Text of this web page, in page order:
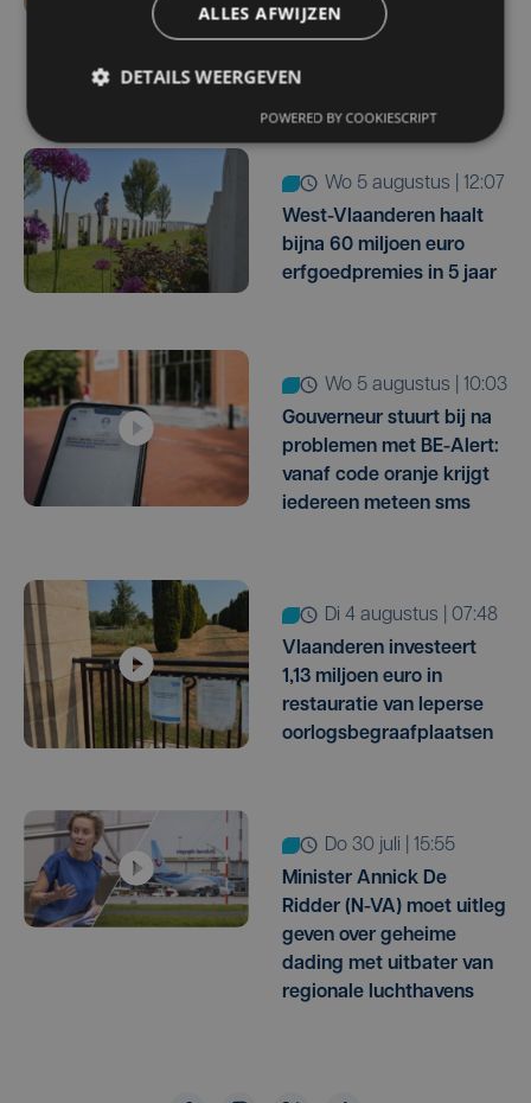
meer kinderen belanden
dan eerst in het
ziekenhuis
wo 5 augustus | 12:07
West-Vlaanderen haalt
bijna 60 miljoen euro
erfgoedpremies in 5 jaar
wo 5 augustus | 10:03
Gouverneur stuurt bij na
problemen met BE-Alert:
vanaf code oranje krijgt
iedereen meteen sms
di 4 augustus | 07:48
Vlaanderen investeert
1,13 miljoen euro in
restauratie van Ieperse
oorlogsbegraafplaatsen
do 30 juli | 15:55
Minister Annick De
Ridder (N-VA) moet uitleg
geven over geheime
dading met uitbater van
regionale luchthavens
ALLES AFWIJZEN
DETAILS WEERGEVEN
POWERED BY COOKIESCRIPT